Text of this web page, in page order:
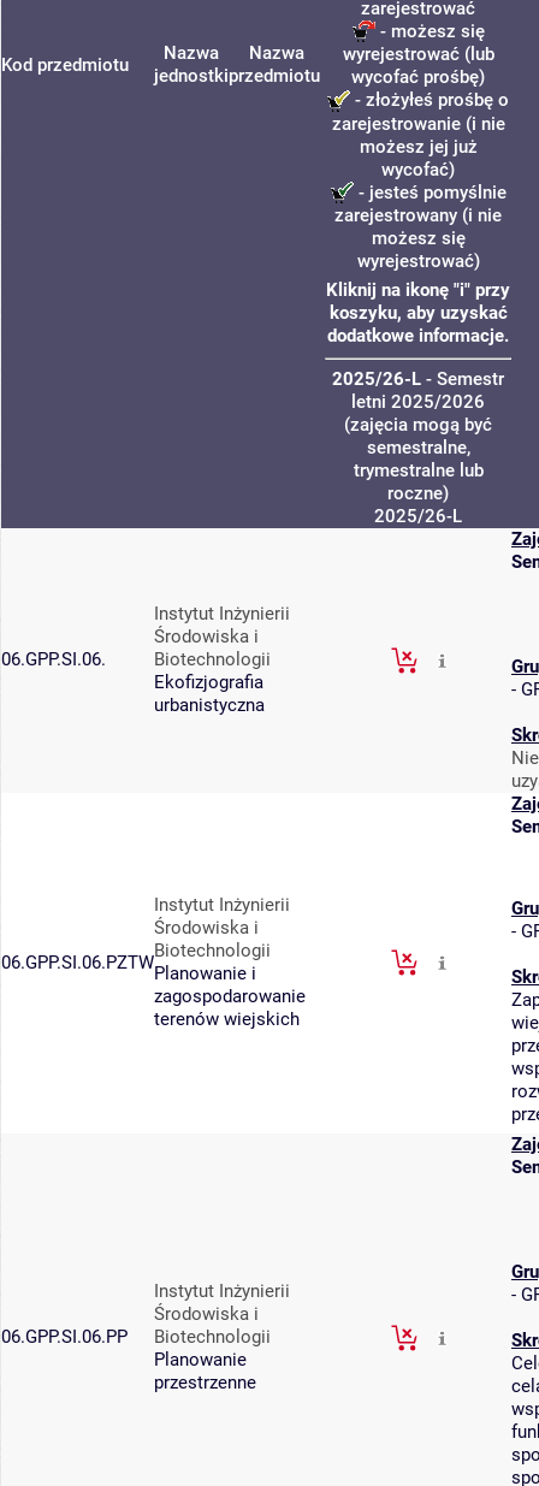
Kod przedmiotu
Nazwa
jednostki
Nazwa
przedmiotu
zarejestrować
- możesz się
wyrejestrować (lub
wycofać prośbę)
- złożyłeś prośbę o
zarejestrowanie (i nie
możesz jej już
wycofać)
- jesteś pomyślnie
zarejestrowany (i nie
możesz się
wyrejestrować)
Kliknij na ikonę "i" przy
koszyku, aby uzyskać
dodatkowe informacje.
2025/26-L - Semestr
letni 2025/2026
(zajęcia mogą być
semestralne,
trymestralne lub
roczne)
2025/26-L
06.GPP.SI.06.
Instytut Inżynierii
Środowiska i
Biotechnologii
Ekofizjografia
urbanistyczna
-
06.GPP.SI.06.PZTW
Instytut Inżynierii
Środowiska i
Biotechnologii
Planowanie i
zagospodarowanie
terenów wiejskich
-
06.GPP.SI.06.PP
Instytut Inżynierii
Środowiska i
Biotechnologii
Planowanie
przestrzenne
-